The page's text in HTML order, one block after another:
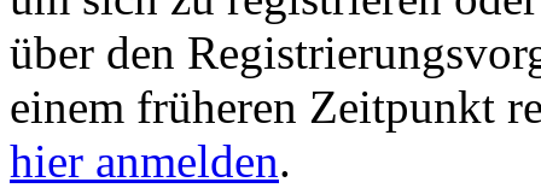
über den
einem früheren Zeitpunkt
hier anmelden.